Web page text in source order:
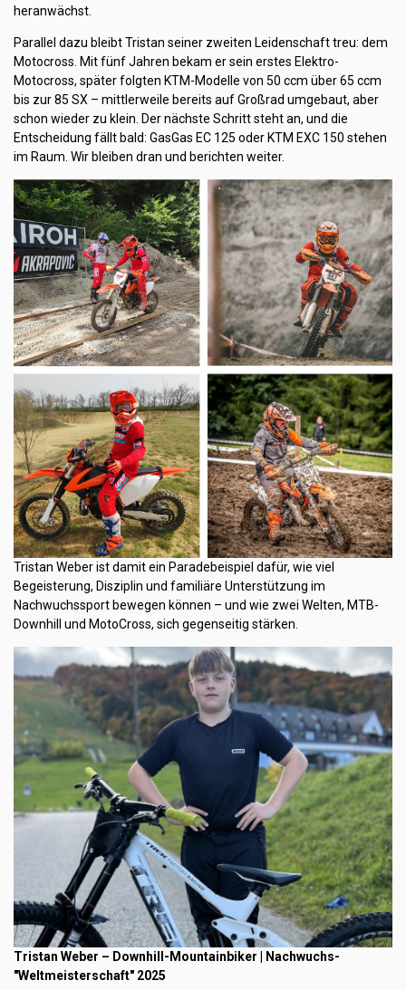
heranwächst.
Parallel dazu bleibt Tristan seiner zweiten Leidenschaft treu: dem
Motocross. Mit fünf Jahren bekam er sein erstes Elektro-
Motocross, später folgten KTM-Modelle von 50 ccm über 65 ccm
bis zur 85 SX – mittlerweile bereits auf Großrad umgebaut, aber
schon wieder zu klein. Der nächste Schritt steht an, und die
Entscheidung fällt bald: GasGas EC 125 oder KTM EXC 150 stehen
im Raum. Wir bleiben dran und berichten weiter.
Tristan Weber ist damit ein Paradebeispiel dafür, wie viel
Begeisterung, Disziplin und familiäre Unterstützung im
Nachwuchssport bewegen können – und wie zwei Welten, MTB-
Downhill und MotoCross, sich gegenseitig stärken.
Tristan Weber – Downhill-Mountainbiker | Nachwuchs-
"Weltmeisterschaft" 2025